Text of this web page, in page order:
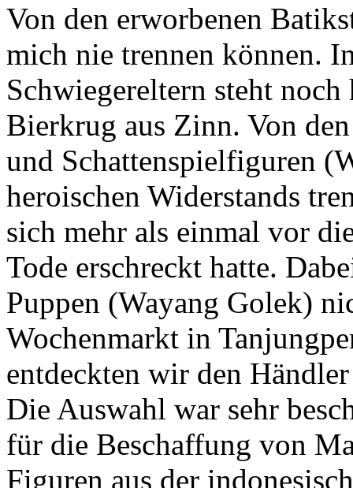
Von den erworbenen
mich nie trennen können.
Schwiegereltern steht
Bierkrug aus Zinn. Von
und Schattenspielfiguren
heroischen Widerstands
sich mehr als einmal vor
Tode erschreckt hatte.
Puppen (Wayang Golek)
Wochenmarkt in
entdeckten wir den
Die Auswahl war sehr
für die Beschaffung von
Figuren aus der